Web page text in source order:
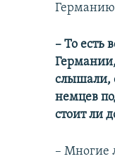
– То есть
слышали,
немцев
стоит ли
– Многие